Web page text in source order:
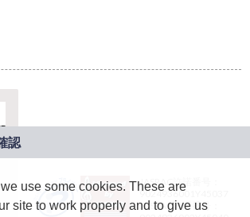
use some cookies. These are
site to work properly and to give us
JASRAC許諾番号：
9024936001Y45037
JASRAC許諾番号：